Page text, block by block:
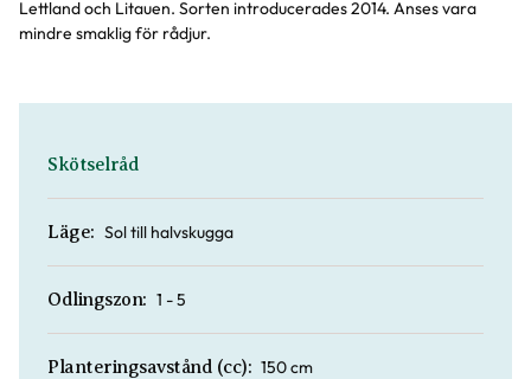
Lettland och Litauen. Sorten introducerades 2014. Anses vara
mindre smaklig för rådjur.
Skötselråd
Läge: Sol till halvskugga
Odlingszon: 1 - 5
Planteringsavstånd (cc): 150 cm